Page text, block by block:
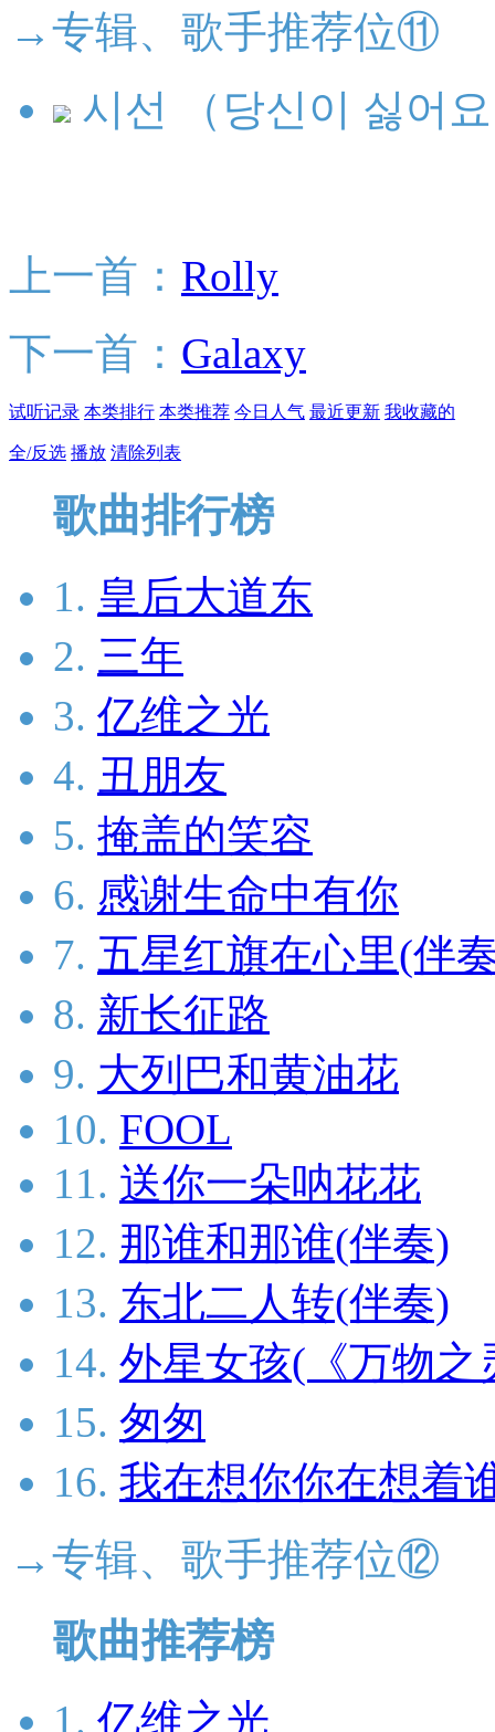
→专辑、歌手推荐位⑪
시선 （당신이 싫어
上一首： Rolly
下一首： Galaxy
试听记录 本类排行 本类推荐 今日人气 最近更新 我收藏的
全/反选 播放 清除列表
歌曲排行榜
1. 皇后大道东
2. 三年
3. 亿维之光
4. 丑朋友
5. 掩盖的笑容
6. 感谢生命中有你
7. 五星红旗在心里(伴
8. 新长征路
9. 大列巴和黄油花
10. FOOL
11. 送你一朵呐花花
12. 那谁和那谁(伴奏)
13. 东北二人转(伴奏)
14. 外星女孩(《万物之
15. 匆匆
16. 我在想你你在想着
→专辑、歌手推荐位⑫
歌曲推荐榜
1. 亿维之光